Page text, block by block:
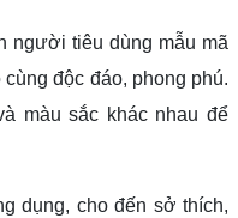
người tiêu dùng mẫu mã
độc đáo, phong phú.
màu sắc khác nhau để
dụng, cho đến sở thích,